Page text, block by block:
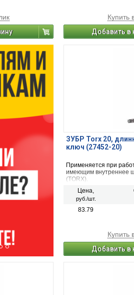
Купить
Добавить в
ЗУБР Torx 20,
ключ (27452-20)
Применяется при
имеющим внутреннее
(TORX).
Цена,
руб./шт.
83.79
Купить
Добавить в